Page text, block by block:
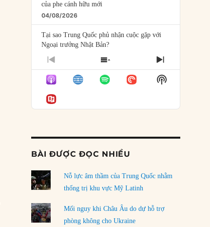
của phe cánh hữu mới
04/08/2026
Tại sao Trung Quốc phủ nhận cuộc gặp với
Ngoại trưởng Nhật Bản?
04/08/2026
Điểm mù chiến lược của Trump tại Thái Bình
Dương
03/08/2026
rủi ro
01/08/2026
31/07/2026
PREVIOUS
EPISODE
SHOW
EPISODES
LIST
NEXT
EPISODE
Show
Podcast
BÀI ĐƯỢC ĐỌC NHIỀU
Nỗ lực âm thầm của Trung Quốc nhằm
thống trị khu vực Mỹ Latinh
Mối nguy khi Châu Âu do dự hỗ trợ
phòng không cho Ukraine